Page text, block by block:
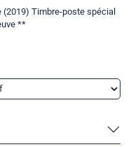
Timbre-poste spécial
**